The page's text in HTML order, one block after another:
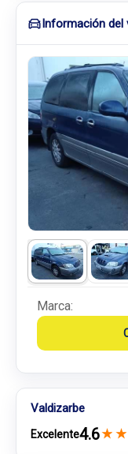
Información del
Marca:
Valdizarbe
Excelente4.6★ ★